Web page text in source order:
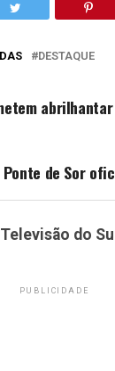
DESTAQUE
Ponte de Sor
do
PUBLICIDADE